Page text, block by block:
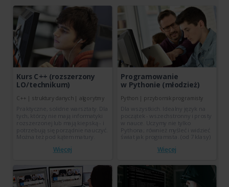
Kurs C++ (rozszerzony
LO/technikum)
C++ | struktury danych | algorytmy
Praktyczne, solidne warsztaty. Dla
tych, którzy nie mają informatyki
rozszerzonej lub mają kiepską - i
potrzebują się porządnie nauczyć.
Można też pod kątem matury.
Więcej
Programowanie
w Pythonie (młodzież)
Python | przybornik programisty
Dla wszystkich. Idealny język na
początek - wszechstronny i prosty
w nauce. Uczymy nie tylko
Pythona; również myśleć i widzieć
świat jak programista. (od 7 klasy)
Więcej